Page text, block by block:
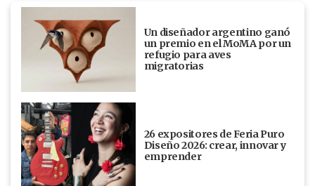
Un diseñador argentino ganó
un premio en el MoMA por un
refugio para aves
migratorias
26 expositores de Feria Puro
Diseño 2026: crear, innovar y
emprender